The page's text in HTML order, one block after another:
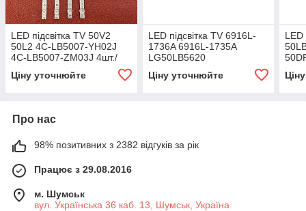
LED підсвітка TV 50V2
50L2 4C-LB5007-YH02J
4C-LB5007-ZM03J 4шт./
Ціну уточнюйте
LED підсвітка TV 6916L-
1736A 6916L-1735A
LG50LB5620
LC500DUE(FG)(A4) 10шт.
Ціну уточнюйте
LED
Про нас
98% позитивних з 2382 відгуків за рік
Працює з 29.08.2016
м. Шумськ
вул. Українська 36 каб. 13, Шумськ, Україна